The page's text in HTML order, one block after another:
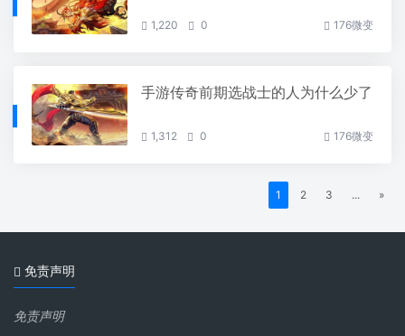
1,220 0 176微变
手游传奇前期选战士的人为什么少了
1,312 0 176微变
1 2 3 ... »
免责声明
免责声明